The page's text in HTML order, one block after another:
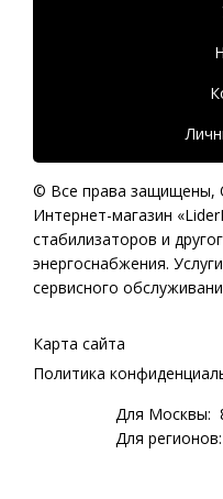
© Все права защищены,
Интернет-магазин
стабилизаторов и
энергоснабжения.
сервисного
Карта сайта
Политика
Для Москвы:
Для регионов: